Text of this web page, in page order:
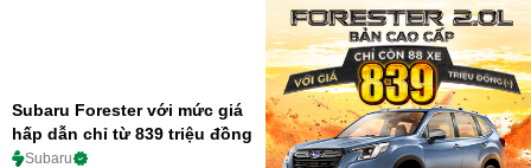
Subaru Forester với mức giá
hấp dẫn chỉ từ 839 triệu đồng
Subaru